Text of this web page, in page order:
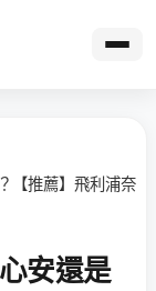
【推薦】飛利浦奈
安還是